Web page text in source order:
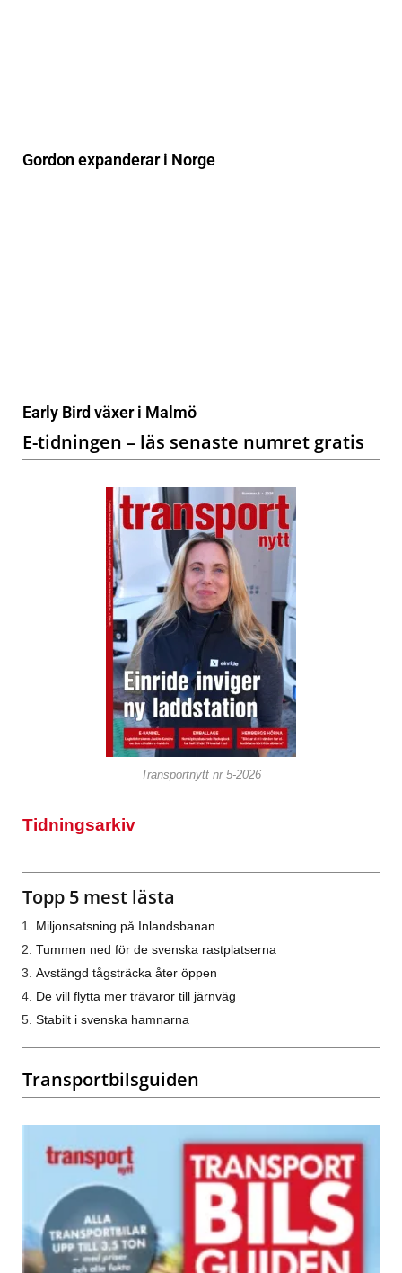
Gordon expanderar i Norge
Early Bird växer i Malmö
E-tidningen – läs senaste numret gratis
Transportnytt nr 5-2026
Tidningsarkiv
Topp 5 mest lästa
Miljonsatsning på Inlandsbanan
Tummen ned för de svenska rastplatserna
Avstängd tågsträcka åter öppen
De vill flytta mer trävaror till järnväg
Stabilt i svenska hamnarna
Transportbilsguiden